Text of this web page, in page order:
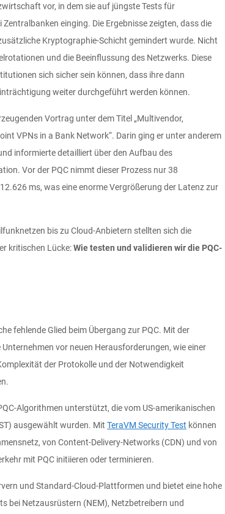
vor, in dem sie auf jüngste Tests für
einging. Die Ergebnisse zeigten, dass die
Kryptographie-Schicht gemindert wurde. Nicht
und die Beeinflussung des Netzwerks. Diese
sich sicher sein können, dass ihre dann
weiter durchgeführt werden können.
Vortrag unter dem Titel „Multivendor,
VPNs in a Bank Network“. Darin ging er unter anderem
informierte detailliert über den Aufbau des
Vor der PQC nimmt dieser Prozess nur 38
ms, was eine enorme Vergrößerung der Latenz zur
bis zu Cloud-Anbietern stellten sich die
kritischen Lücke:Wie testen und validieren wir die PQC-
fehlende Glied beim Übergang zur PQC. Mit der
vor neuen Herausforderungen, wie einer
der Protokolle und der Notwendigkeit
Algorithmen unterstützt, die vom US-amerikanischen
ausgewählt wurden. Mit TeraVM Security Test können
von Content-Delivery-Networks (CDN) und von
mit PQC initiieren oder terminieren.
und Standard-Cloud-Plattformen und bietet eine hohe
bei Netzausrüstern (NEM), Netzbetreibern und